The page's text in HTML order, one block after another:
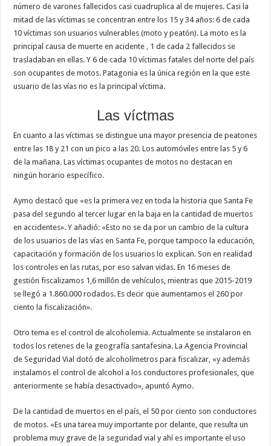
número de varones fallecidos casi cuadruplica al de mujeres. Casi la
mitad de las víctimas se concentran entre los 15 y 34 años: 6 de cada
10 víctimas son usuarios vulnerables (moto y peatón). La moto es la
principal causa de muerte en acidente , 1 de cada 2 fallecidos se
trasladaban en ellas. Y 6 de cada 10 víctimas fatales del norte del país
son ocupantes de motos. Patagonia es la única región en la que este
usuario de las vías no es la principal víctima.
Las víctmas
En cuanto a las víctimas se distingue una mayor presencia de peatones
entre las 18 y 21 con un pico a las 20. Los automóviles entre las 5 y 6
de la mañana. Las víctimas ocupantes de motos no destacan en
ningún horario específico.
Aymo destacó que «es la primera vez en toda la historia que Santa Fe
pasa del segundo al tercer lugar en la baja en la cantidad de muertos
en accidentes». Y añadió: «Esto no se da por un cambio de la cultura
de los usuarios de las vías en Santa Fe, porque tampoco la educación,
capacitación y formación de los usuarios lo explican. Son en realidad
los controles en las rutas, por eso salvan vidas. En 16 meses de
gestión fiscalizamos 1,6 millón de vehículos, mientras que 2015-2019
se llegó a 1.860.000 rodados. Es decir que aumentamos el 260 por
ciento la fiscalización».
Otro tema es el control de alcoholemia. Actualmente se instalaron en
todos los retenes de la geografía santafesina. La Agencia Provincial
de Seguridad Vial dotó de alcoholímetros para fiscalizar, «y además
instalamos el control de alcohol a los conductores profesionales, que
anteriormente se había desactivado», apuntó Aymo.
De la cantidad de muertos en el país, el 50 por ciento son conductores
de motos. «Es una tarea muy importante por delante, que resulta un
problema muy grave de la seguridad vial y ahí es importante el uso